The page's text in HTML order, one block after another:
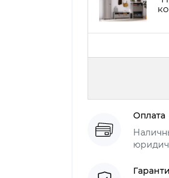
Оплата